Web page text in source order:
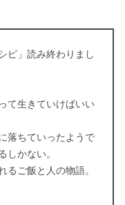
ピ」読み終わりまし
て生きていけばいい
落ちていったようで
しかない。
るご飯と人の物語。